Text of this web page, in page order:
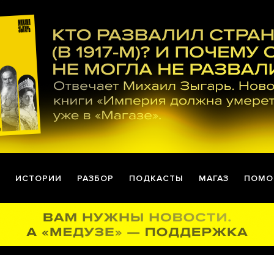
ИСТОРИИ РАЗБОР ПОДКАСТЫ МАГАЗ